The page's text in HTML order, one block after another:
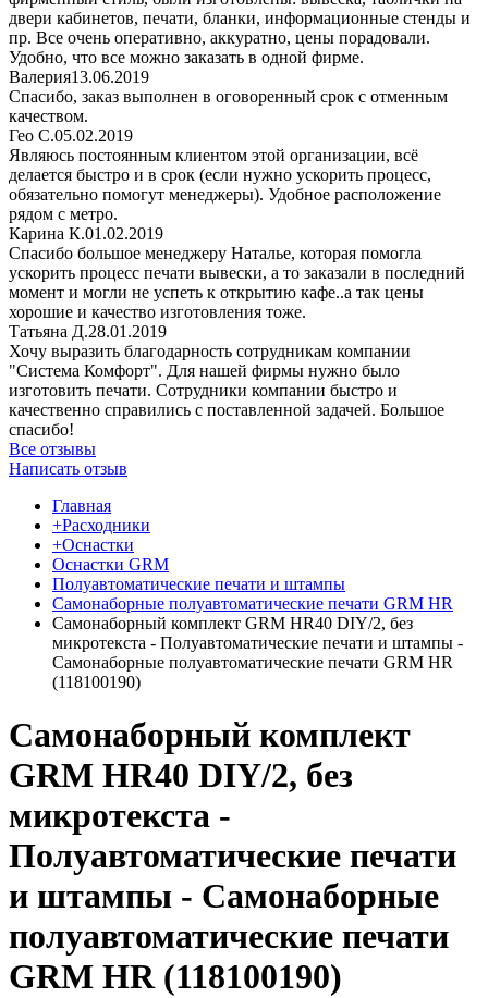
двери кабинетов, печати, бланки, информационные стенды и
пр. Все очень оперативно, аккуратно, цены порадовали.
Удобно, что все можно заказать в одной фирме.
Валерия13.06.2019
Спасибо, заказ выполнен в оговоренный срок с отменным
качеством.
Гео С.05.02.2019
Являюсь постоянным клиентом этой организации, всё
делается быстро и в срок (если нужно ускорить процесс,
обязательно помогут менеджеры). Удобное расположение
рядом с метро.
Карина К.01.02.2019
Спасибо большое менеджеру Наталье, которая помогла
ускорить процесс печати вывески, а то заказали в последний
момент и могли не успеть к открытию кафе..а так цены
хорошие и качество изготовления тоже.
Татьяна Д.28.01.2019
Хочу выразить благодарность сотрудникам компании
"Система Комфорт". Для нашей фирмы нужно было
изготовить печати. Сотрудники компании быстро и
качественно справились с поставленной задачей. Большое
спасибо!
Все отзывы
Написать отзыв
Главная
+Расходники
+Оснастки
Оснастки GRM
Полуавтоматические печати и штампы
Самонаборные полуавтоматические печати GRM HR
Самонаборный комплект GRM HR40 DIY/2, без
микротекста - Полуавтоматические печати и штампы -
Самонаборные полуавтоматические печати GRM HR
(118100190)
Самонаборный комплект
GRM HR40 DIY/2, без
микротекста -
Полуавтоматические печати
и штампы - Самонаборные
полуавтоматические печати
GRM HR (118100190)